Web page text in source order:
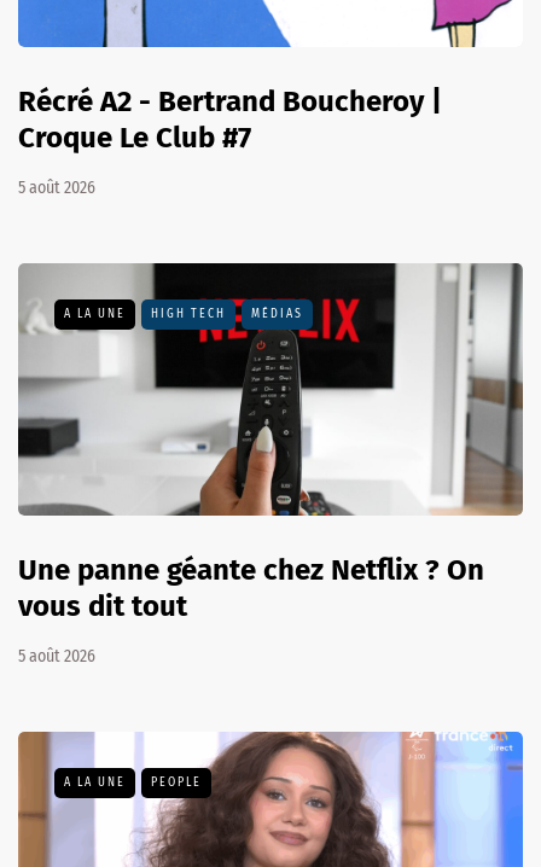
Récré A2 - Bertrand Boucheroy |
Croque Le Club #7
5 août 2026
A LA UNE HIGH TECH MÉDIAS
Une panne géante chez Netflix ? On
vous dit tout
5 août 2026
A LA UNE PEOPLE